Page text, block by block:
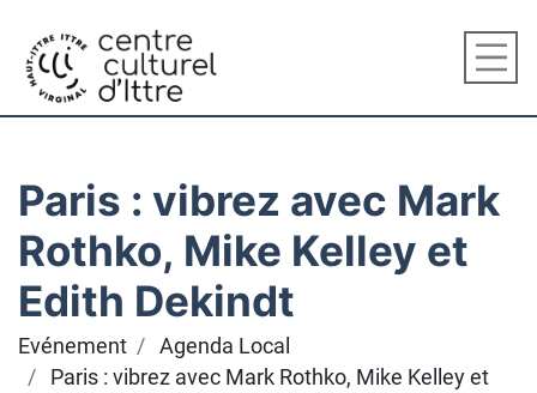
Paris : vibrez avec Mark
Rothko, Mike Kelley et
Edith Dekindt
Evénement
Agenda Local
Paris : vibrez avec Mark Rothko, Mike Kelley et